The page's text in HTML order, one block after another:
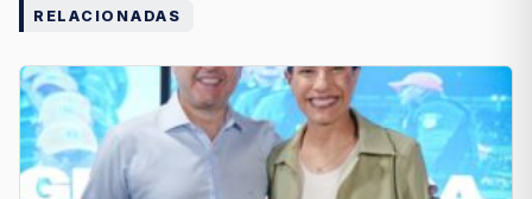
RELACIONADAS